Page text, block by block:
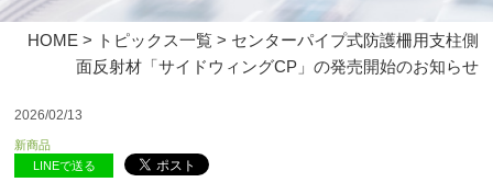
HOME > トピックス一覧 > センターパイプ式防護柵用支柱側
面反射材「サイドウィングCP」の発売開始のお知らせ
2026/02/13
新商品
LINEで送る